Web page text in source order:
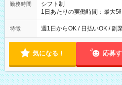
勤務時間
シフト制
1日あたりの実働時間：最大
実働時間：1-5時間 └上記の
能！ └平日・土曜日の中で、
18:00 などのように、自
特徴 週1日からOK / 日払いOK / 副
気になる！ 応募